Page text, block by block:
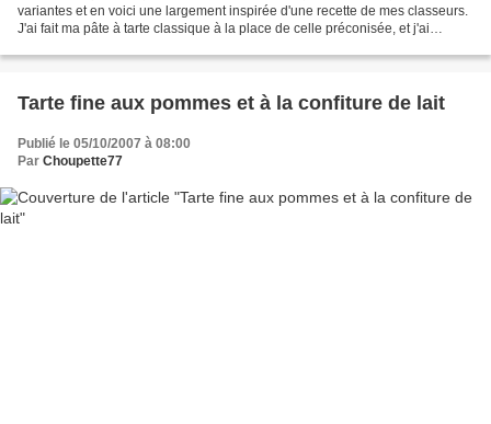
variantes et en voici une largement inspirée d'une recette de mes classeurs.
J'ai fait ma pâte à tarte classique à la place de celle préconisée, et j'ai
Tarte fine aux pommes et à la confiture de lait
Publié le 05/10/2007 à 08:00
Par Choupette77